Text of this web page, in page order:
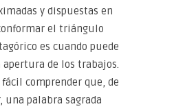
y dispuestas en
el triángulo
es cuando puede
de los trabajos.
fácil comprender que, de
palabra sagrada